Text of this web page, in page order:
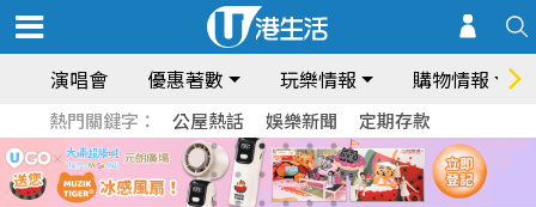
演唱會 優惠著數 玩樂情報 購物情報
熱門關鍵字： 公屋熱話 娛樂新聞 定期存款